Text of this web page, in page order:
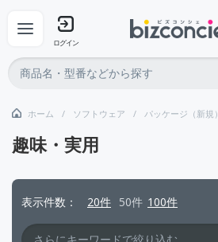
ログイン
ホーム ソフトウェア パッケージ（新規）
趣味・実用
表示件数 20件 50件 100件